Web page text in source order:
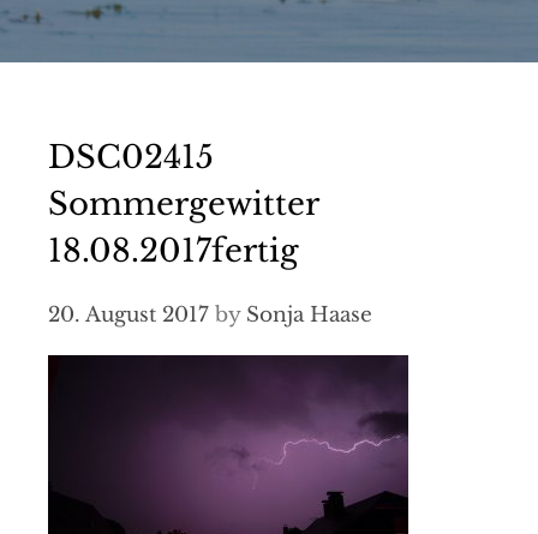
DSC02415
Sommergewitter
18.08.2017fertig
20. August 2017 by Sonja Haase